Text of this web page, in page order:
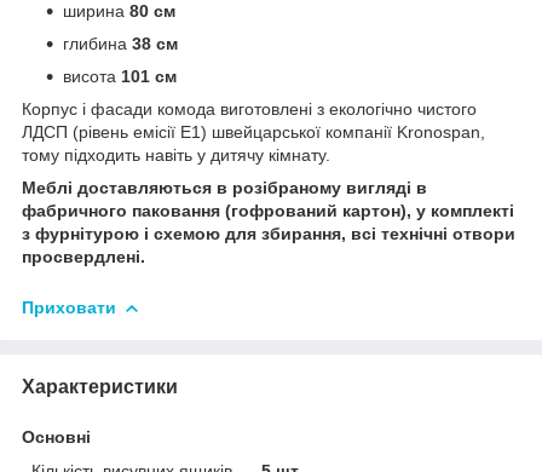
ширина 80 см
глибина 38 см
висота 101 см
Корпус і фасади комода виготовлені з екологічно чистого
ЛДСП (рівень емісії Е1) швейцарської компанії Kronospan,
тому підходить навіть у дитячу кімнату.
Меблі доставляються в розібраному вигляді в
фабричного паковання (гофрований картон), у комплекті
з фурнітурою і схемою для збирання, всі технічні отвори
просвердлені.
Приховати
Характеристики
Основні